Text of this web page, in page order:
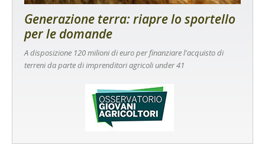
Generazione terra: riapre lo sportello
per le domande
A disposizione 120 milioni di euro per finanziare l'acquisto di
terreni da parte di imprenditori agricoli under 41